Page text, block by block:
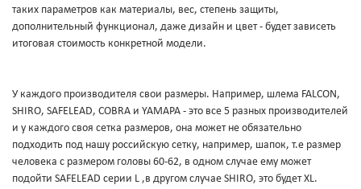
таких параметров как материалы, вес, степень защиты,
дополнительный функционал, даже дизайн и цвет - будет зависеть
итоговая стоимость конкретной модели.
У каждого производителя свои размеры. Например, шлема FALCON,
SHIRO, SAFELEAD, COBRA и YAMAPA - это все 5 разных производителей
и у каждого своя сетка размеров, она может не обязательно
подходить под нашу российскую сетку, например, шапок, т.е размер
человека с размером головы 60-62, в одном случае ему может
подойти SAFELEAD серии L ,в другом случае SHIRO, это будет XL.